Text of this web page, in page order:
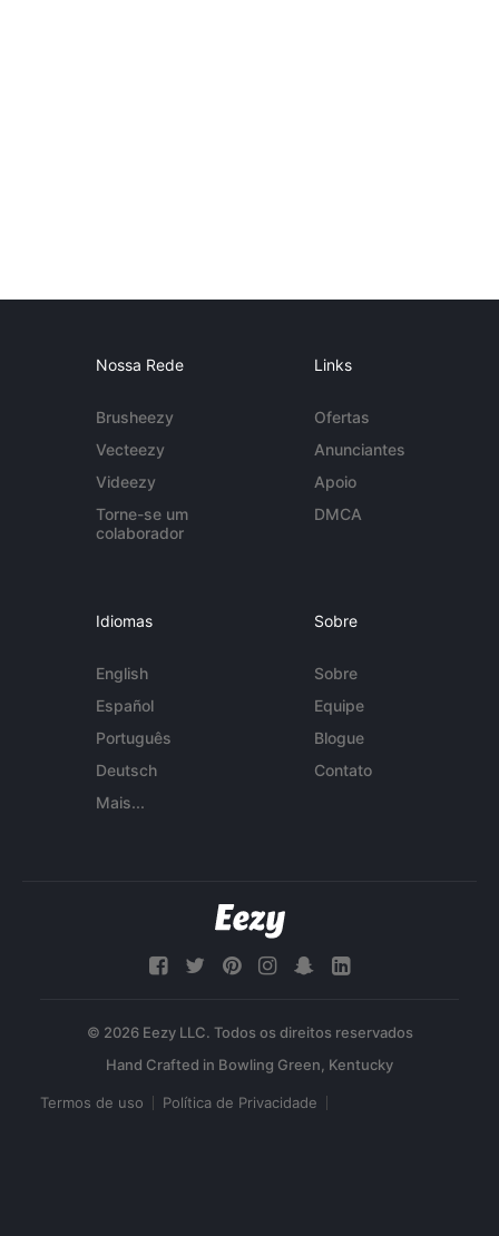
Nossa Rede
Brusheezy
Vecteezy
Videezy
Torne-se um
colaborador
Links
Ofertas
Anunciantes
Apoio
DMCA
Idiomas
English
Español
Português
Deutsch
Mais...
Sobre
Sobre
Equipe
Blogue
Contato
© 2026 Eezy LLC. Todos os direitos reservados
Termos de uso Política de Privacidade